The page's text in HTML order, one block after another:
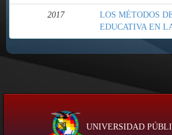
2017
LOS MÉTODOS
EDUCATIVA EN
UNIVERSIDAD